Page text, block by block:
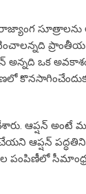
అన్నది ఒక
చేశారు. ఆప్షన్
ఆప్షన్
పంపిణీలో